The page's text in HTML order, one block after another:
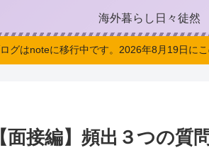
海外暮らし日々徒然
グはnoteに移行中です。2026年8月19日に
面接編】頻出３つの質